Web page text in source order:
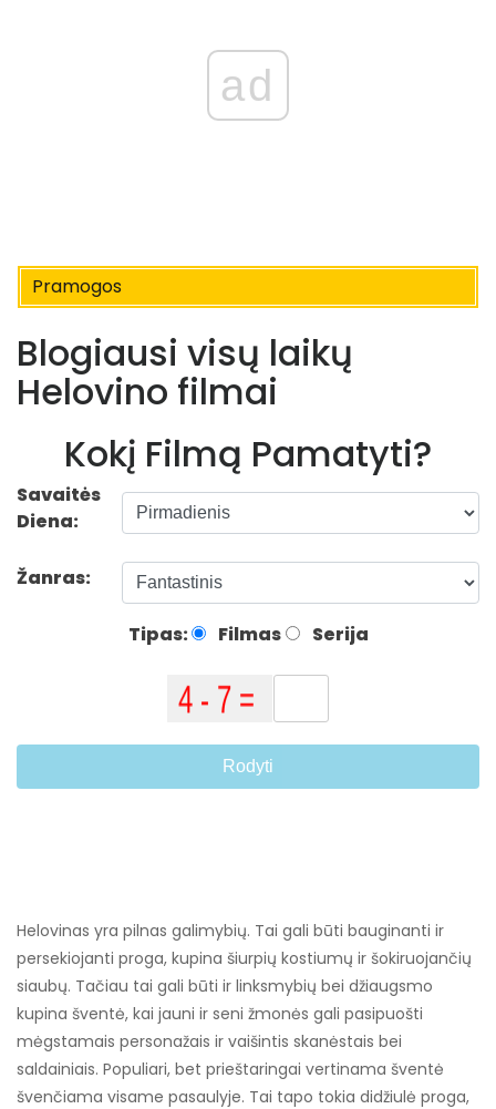
ad
Pramogos
Blogiausi visų laikų
Helovino filmai
Kokį Filmą Pamatyti?
Savaitės
Diena:
Žanras:
Tipas: Filmas Serija
Rodyti
Helovinas yra pilnas galimybių. Tai gali būti bauginanti ir
persekiojanti proga, kupina šiurpių kostiumų ir šokiruojančių
siaubų. Tačiau tai gali būti ir linksmybių bei džiaugsmo
kupina šventė, kai jauni ir seni žmonės gali pasipuošti
mėgstamais personažais ir vaišintis skanėstais bei
saldainiais. Populiari, bet prieštaringai vertinama šventė
švenčiama visame pasaulyje. Tai tapo tokia didžiulė proga,